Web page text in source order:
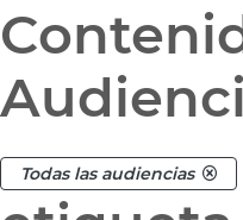
Todas las audiencias